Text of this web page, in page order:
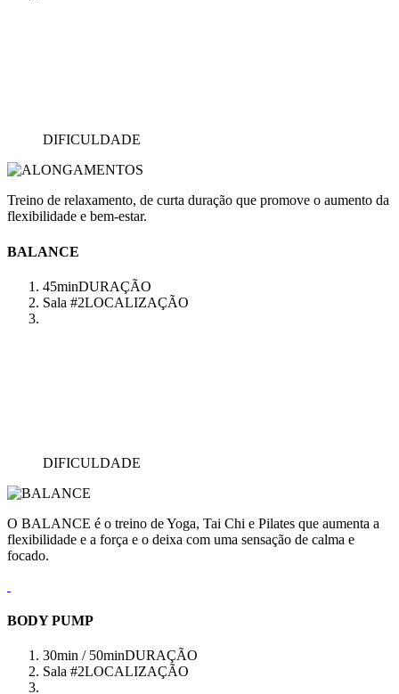
DIFICULDADE
Treino de relaxamento, de curta duração que promove o aumento da
flexibilidade e bem-estar.
BALANCE
45minDURAÇÃO
Sala #2LOCALIZAÇÃO
DIFICULDADE
O BALANCE é o treino de Yoga, Tai Chi e Pilates que aumenta a
flexibilidade e a força e o deixa com uma sensação de calma e
focado.
BODY PUMP
30min / 50minDURAÇÃO
Sala #2LOCALIZAÇÃO